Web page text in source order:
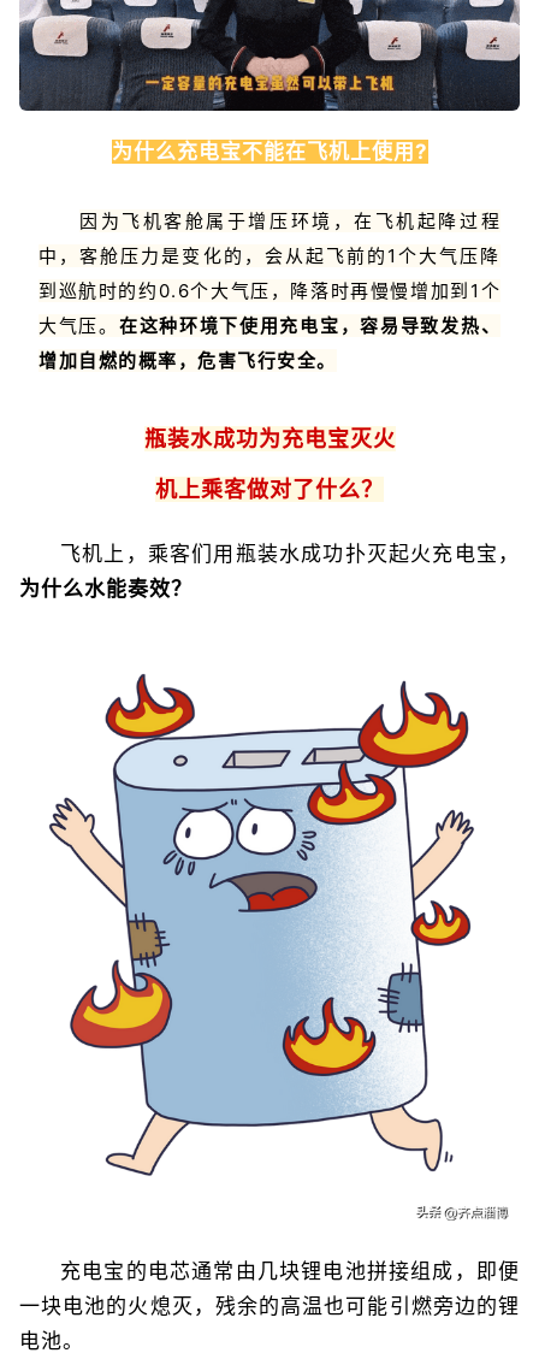
为什么充电宝不能在飞机上使用?
因为飞机客舱属于增压环境，在飞机起降过程
中，客舱压力是变化的，会从起飞前的1个大气压降
到巡航时的约0.6个大气压，降落时再慢慢增加到1个
大气压。 在这种环境下使用充电宝，容易导致发热、
增加自燃的概率，危害飞行安全。
瓶装水成功为充电宝灭火
机上乘客做对了什么？
飞机上，乘客们用瓶装水成功扑灭起火充电宝，
为什么水能奏效？
充电宝的电芯通常由几块锂电池拼接组成，即便
一块电池的火熄灭，残余的高温也可能引燃旁边的锂
电池。